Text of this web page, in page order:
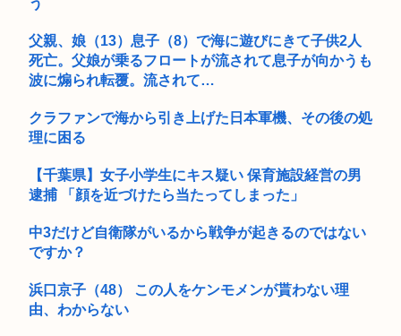
新型ジムニーノマド、4日間で50,000台の注文が殺到
今週の「キン肉マン」、刻の神の姿がついに明らかに！！デカ
過ぎんだ...
父親、娘（13）息子（8）で海に遊びにきて子供2人
死亡。父娘が乗るフロートが流されて息子が向かうも
波に煽られ転覆。流されて…
クラファンで海から引き上げた日本軍機、その後の処
理に困る
【千葉県】女子小学生にキス疑い 保育施設経営の男
逮捕 「顔を近づけたら当たってしまった」
中3だけど自衛隊がいるから戦争が起きるのではない
ですか？
浜口京子（48） この人をケンモメンが貰わない理
由、わからない